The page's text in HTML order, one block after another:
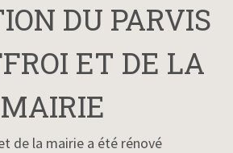
DU PARVIS
ET DE LA
MAIRIE
de la mairie a été rénové